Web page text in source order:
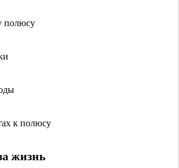
к полюсу
жизнь